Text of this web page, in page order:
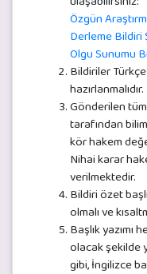
Özgün
Derleme Bildiri
Olgu Sunumu
Bildiriler
hazırlanmalıdır.
Gönderilen
tarafından
kör hakem
Nihai karar
verilmektedir.
Bildiri özet
olmalı ve
Başlık yazımı
olacak şekilde
gibi, İngilizce